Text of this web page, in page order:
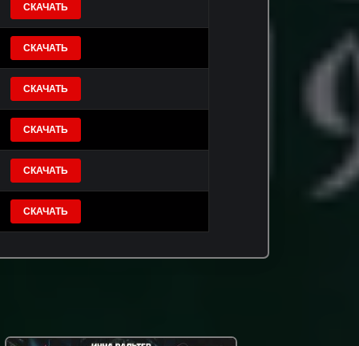
СКАЧАТЬ
СКАЧАТЬ
СКАЧАТЬ
СКАЧАТЬ
СКАЧАТЬ
СКАЧАТЬ